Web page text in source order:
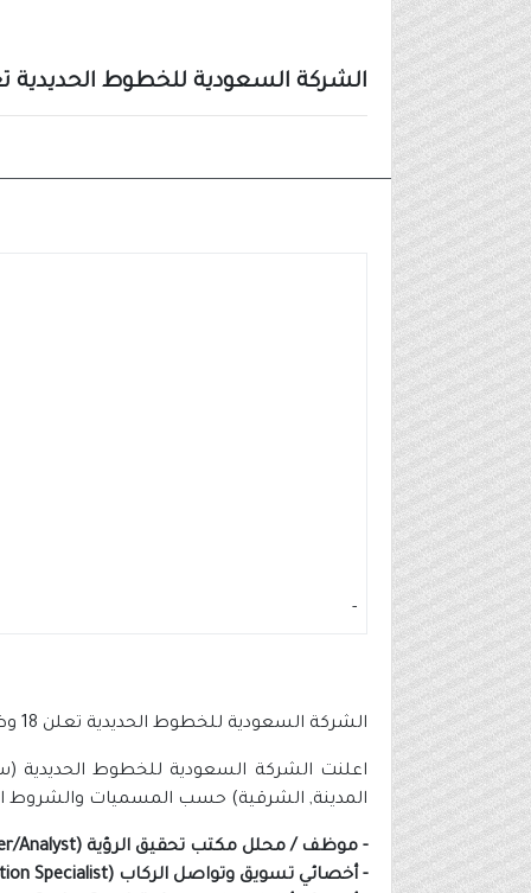
الشركة السعودية للخطوط الحديدية تعلن 18 وظيفة للديلوم فأعلى في 5
-
الشركة السعودية للخطوط الحديدية تعلن 18 وظيفة للديلوم فأعلى في 5 مدن بالمملكة
المدينة, الشرقية) حسب المسميات والشروط
- موظف / محلل مكتب تحقيق الرؤية (Vision Realization Office - Officer/Analyst)
- أخصائي تسويق وتواصل الركاب (Passenger Marketing & Communication Specialist)